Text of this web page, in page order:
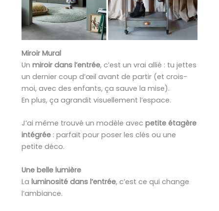
Miroir Mural
Un miroir dans l’entrée, c’est un vrai allié : tu jettes
un dernier coup d’œil avant de partir (et crois-
moi, avec des enfants, ça sauve la mise).
En plus, ça agrandit visuellement l’espace.
J’ai même trouvé un modèle avec petite étagère
intégrée : parfait pour poser les clés ou une
petite déco.
Une belle lumière
La luminosité dans l’entrée, c’est ce qui change
l’ambiance.